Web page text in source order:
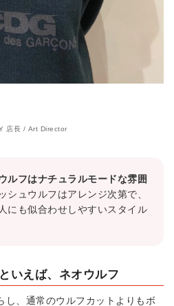
店長 / Art Director
ルフはナチュラルモードな雰囲
シュウルフはアレンジ次第で、
にも似合わせしやすいスタイル
いえば、ネオウルフ
し、通常のウルフカットよりもボ